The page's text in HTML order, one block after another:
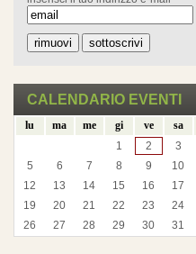
CALENDARIO EVENTI
lu ma me gi ve sa
1
2 3
5
6 7 8 9 10
12
13 14 15 16 17
19
20 21 22 23 24
26
27 28 29 30 31